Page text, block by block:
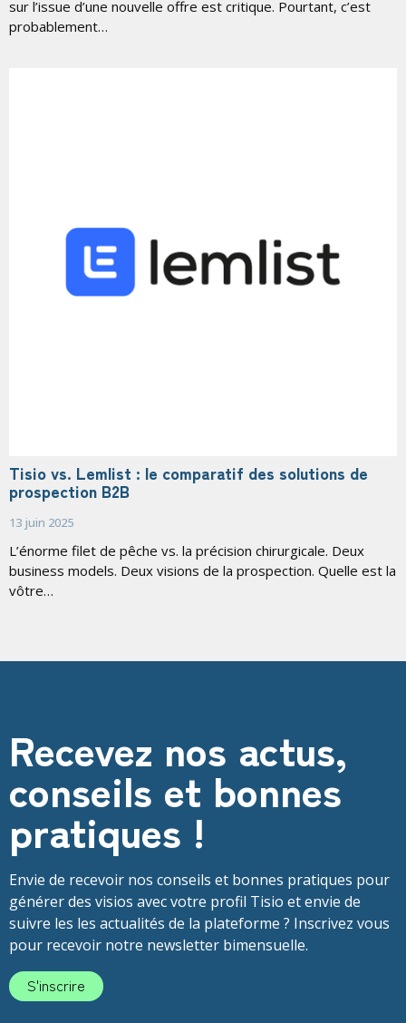
sur l’issue d’une nouvelle offre est critique. Pourtant, c’est
probablement…
Tisio vs. Lemlist : le comparatif des solutions de
prospection B2B
13 juin 2025
L’énorme filet de pêche vs. la précision chirurgicale. Deux
business models. Deux visions de la prospection. Quelle est la
vôtre…
Recevez nos actus,
conseils et bonnes
pratiques !
Envie de recevoir nos conseils et bonnes pratiques pour
générer des visios avec votre profil Tisio et envie de
suivre les les actualités de la plateforme ? Inscrivez vous
pour recevoir notre newsletter bimensuelle.
S'inscrire